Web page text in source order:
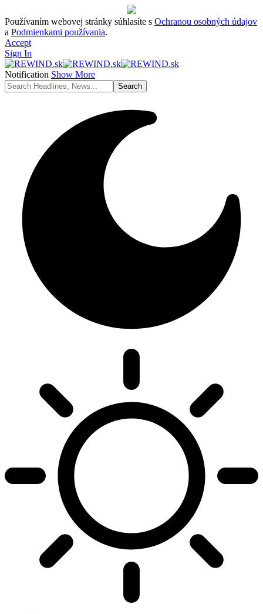
Používaním webovej stránky súhlasíte s Ochranou osobných údajov
a Podmienkami používania.
Accept
Sign In
Notification Show More